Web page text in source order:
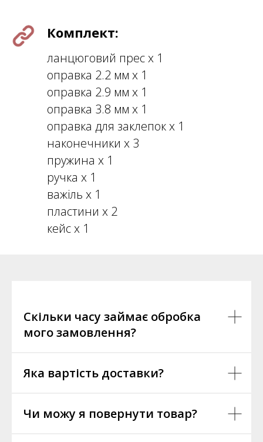
Комплект:
ланцюговий прес х 1
оправка 2.2 мм х 1
оправка 2.9 мм х 1
оправка 3.8 мм х 1
оправка для заклепок х 1
наконечники х 3
пружина х 1
ручка х 1
важіль х 1
пластини х 2
кейс х 1
Скільки часу займає обробка
мого замовлення?
Яка вартість доставки?
Чи можу я повернути товар?